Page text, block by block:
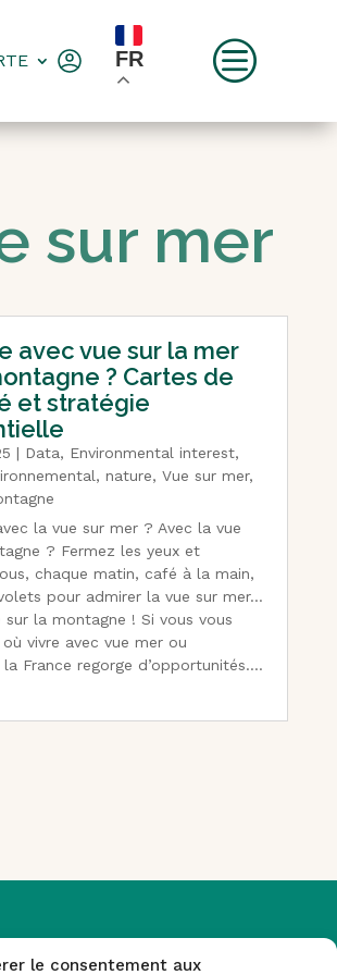
le consentement aux
FR c
sur mer
avec vue sur la mer
? Cartes de
et stratégie
| Data, Environmental interest,
, nature, Vue sur mer,
la vue sur mer ? Avec la vue
? Fermez les yeux et
chaque matin, café à la main,
pour admirer la vue sur mer…
sur la montagne ! Si vous vous
vivre avec vue mer ou
France regorge d’opportunités....